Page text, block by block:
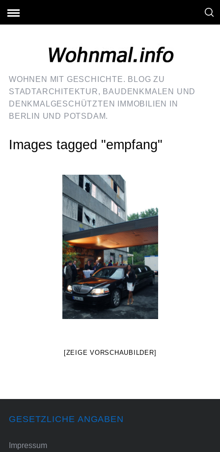
WOHNEN MIT GESCHICHTE. BLOG ZU
STADTARCHITEKTUR, BAUDENKMALEN UND
DENKMALGESCHÜTZTEN IMMOBILIEN IN
BERLIN UND POTSDAM.
Images tagged "empfang"
[ZEIGE VORSCHAUBILDER]
GESETZLICHE ANGABEN
Impressum